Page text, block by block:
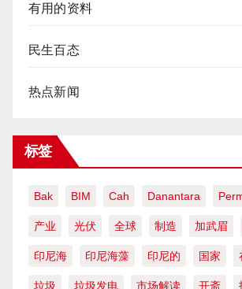
有用的资料
民生百态
热点新闻
标签
Bak BIM Cah Danantara
产业 光伏 全球 制造 加武眉
印尼海 印尼海藻 印尼的 国家
垃圾 垃圾发电 市场解读 开斋